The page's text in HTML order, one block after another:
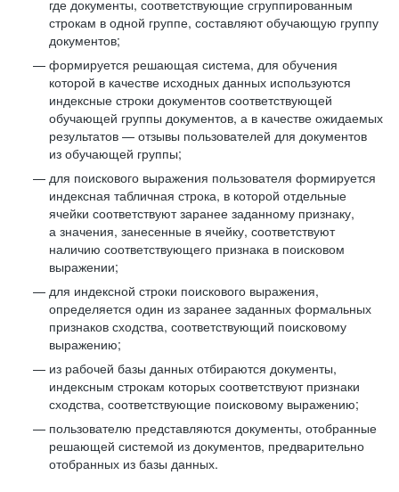
где документы, соответствующие сгруппированным
строкам в одной группе, составляют обучающую группу
документов;
формируется решающая система, для обучения
которой в качестве исходных данных используются
индексные строки документов соответствующей
обучающей группы документов, а в качестве ожидаемых
результатов — отзывы пользователей для документов
из обучающей группы;
для поискового выражения пользователя формируется
индексная табличная строка, в которой отдельные
ячейки соответствуют заранее заданному признаку,
а значения, занесенные в ячейку, соответствуют
наличию соответствующего признака в поисковом
выражении;
для индексной строки поискового выражения,
определяется один из заранее заданных формальных
признаков сходства, соответствующий поисковому
выражению;
из рабочей базы данных отбираются документы,
индексным строкам которых соответствуют признаки
сходства, соответствующие поисковому выражению;
пользователю представляются документы, отобранные
решающей системой из документов, предварительно
отобранных из базы данных.